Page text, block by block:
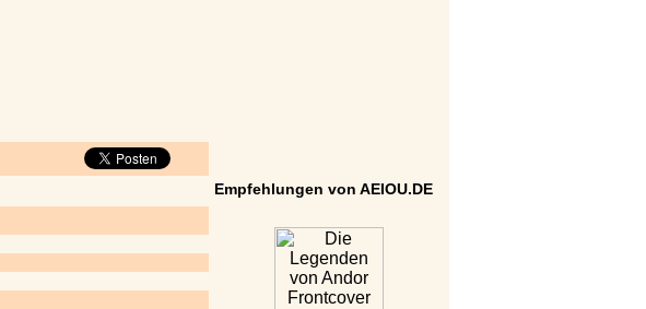
Empfehlungen von AEIOU.DE